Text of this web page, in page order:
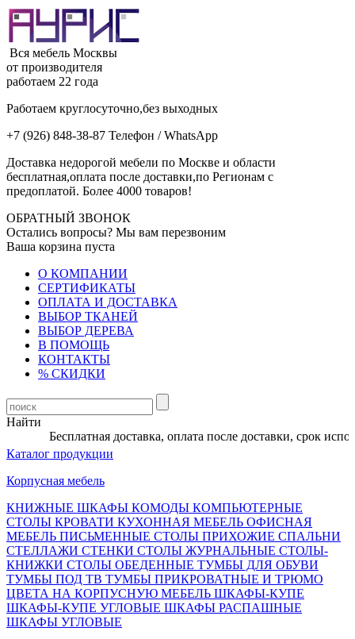
Вся мебель Москвы
от производителя
работаем 22 года
Работаем круглосуточно,без выходных
+7 (926) 848-38-87 Телефон / WhatsApp
Доставка недорогой мебели по Москве и области
бесплатная,оплата после доставки,по Регионам с
предоплатой. Более 4000 товаров!
ОБРАТНЫЙ ЗВОНОК
Остались вопросы? Мы вам перезвоним
Ваша корзина пуста
О КОМПАНИИ
СЕРТИФИКАТЫ
ОПЛАТА И ДОСТАВКА
ВЫБОР ТКАНЕЙ
ВЫБОР ДЕРЕВА
В ПОМОЩЬ
КОНТАКТЫ
% СКИДКИ
Найти
Бесплатная доставка, оплата после доставки, срок
Каталог продукции
Корпусная мебель
КНИЖНЫЕ ШКАФЫ КОМОДЫ КОМПЬЮТЕРНЫЕ
СТОЛЫ КРОВАТИ КУХОННАЯ МЕБЕЛЬ ОФИСНАЯ
МЕБЕЛЬ ПИСЬМЕННЫЕ СТОЛЫ ПРИХОЖИЕ СПАЛЬНИ
СТЕЛЛАЖИ СТЕНКИ СТОЛЫ ЖУРНАЛЬНЫЕ СТОЛЫ-
КНИЖКИ СТОЛЫ ОБЕДЕННЫЕ ТУМБЫ ДЛЯ ОБУВИ
ТУМБЫ ПОД ТВ ТУМБЫ ПРИКРОВАТНЫЕ И ТРЮМО
ЦВЕТА НА КОРПУСНУЮ МЕБЕЛЬ ШКАФЫ-КУПЕ
ШКАФЫ-КУПЕ УГЛОВЫЕ ШКАФЫ РАСПАШНЫЕ
ШКАФЫ УГЛОВЫЕ